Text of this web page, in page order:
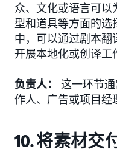
众、文化或语言可以
型和道具等方面的选
中，可以通过剧本翻
开展本地化或创译工
负责人：
这一环节
作人、广告或项目经
10. 将素材交